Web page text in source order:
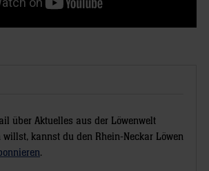
über Aktuelles aus der Löwenwelt
willst, kannst du den Rhein-Neckar Löwen
.